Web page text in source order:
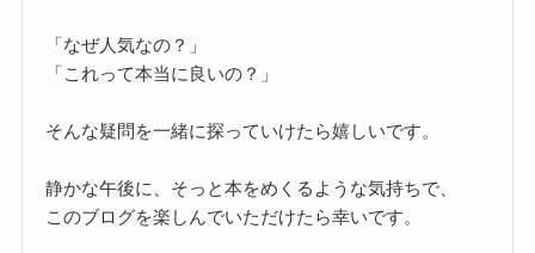
「なぜ人気なの？」
「これって本当に良いの？」
そんな疑問を一緒に探っていけたら嬉しいです。
静かな午後に、そっと本をめくるような気持ちで、
このブログを楽しんでいただけたら幸いです。